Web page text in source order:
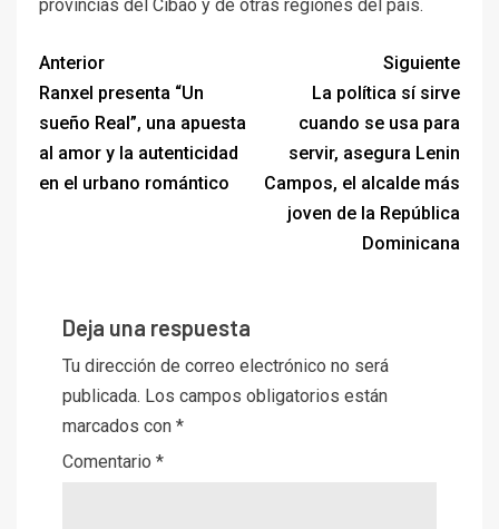
provincias del Cibao y de otras regiones del país.
Anterior
Ranxel presenta “Un
sueño Real”, una apuesta
al amor y la autenticidad
en el urbano romántico
Siguiente
La política sí sirve
cuando se usa para
servir, asegura Lenin
Campos, el alcalde más
joven de la República
Dominicana
Deja una respuesta
Tu dirección de correo electrónico no será
publicada. Los campos obligatorios están
marcados con *
Comentario *